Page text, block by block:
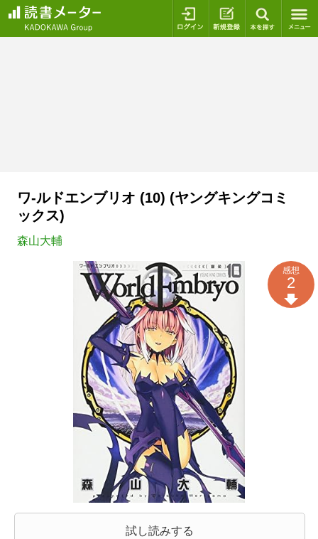
ログイン 新規登録
ワ-ルドエンブリオ (10) (ヤングキングコミ
ックス)
森山大輔
試し読みする
感想
2